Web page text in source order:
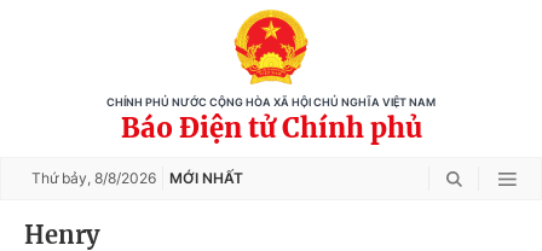
CHÍNH PHỦ NƯỚC CỘNG HÒA XÃ HỘI CHỦ NGHĨA VIỆT NAM
Báo Điện tử Chính phủ
Thứ bảy, 8/8/2026 MỚI NHẤT
Henry